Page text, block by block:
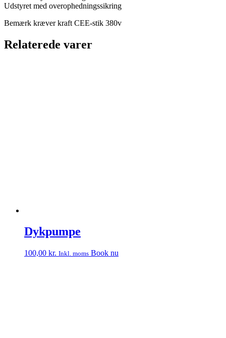
Udstyret med overophedningssikring
Bemærk kræver kraft CEE-stik 380v
Relaterede varer
Dykpumpe
100,00 kr. Inkl. moms Book nu